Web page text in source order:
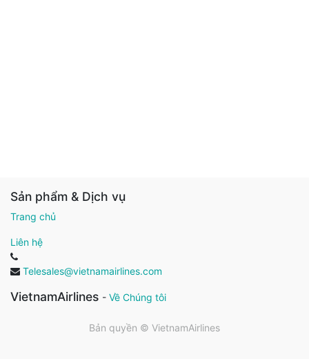
Sản phẩm & Dịch vụ
Trang chủ
Liên hệ
Telesales@vietnamairlines.com
VietnamAirlines - Về Chúng tôi
Bản quyền © VietnamAirlines